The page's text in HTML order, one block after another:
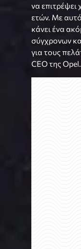
να επιτρέψει
ετών. Με
κάνει ένα
σύγχρονων
για τους
CEO της Opel.